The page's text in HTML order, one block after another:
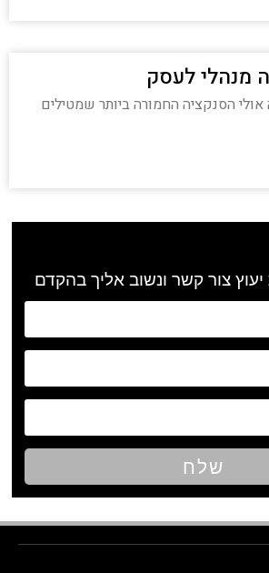
מנהלי לעסק
הסנקציה החמורה ביותר שמטילים
צור קשר ונשוב אליך בהקדם
שלח